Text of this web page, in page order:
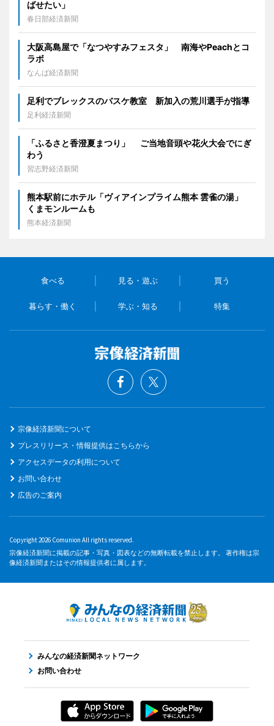
ばせたい」
春日部経済新聞
大阪高島屋で「なつやすみフェスタ」 南海やPeachとコ
ラボ
なんば経済新聞
足利でブレックスのバスケ教室 新加入の荒川選手が指導
足利経済新聞
「ふるさと香澄夏まつり」 ご当地音頭や花火大会でにぎ
わう
習志野経済新聞
熊本駅前にホテル「ヴィアインプライム熊本 雲雀の湯」
くまモンルームも
熊本経済新聞
食べる 見る・遊ぶ 買う
暮らす・働く 学ぶ・知る 特集
宗像経済新聞について
プレスリリース・情報提供はこちらから
アクセスデータの利用について
お問い合わせ
広告のご案内
Copyright 2026 Comunion All rights reserved.
宗像経済新聞に掲載の記事・写真・図表などの無断転載を禁止します。 著作権は宗
像経済新聞またはその情報提供者に属します。
みんなの経済新聞ネットワーク
お問い合わせ